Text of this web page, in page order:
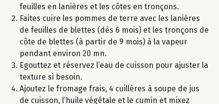
feuilles en lanières et les côtes en tronçons.
Faites cuire les pommes de terre avec les lanières
de feuilles de blettes (dès 6 mois) et les tronçons de
côte de blettes (à partir de 9 mois) à la vapeur
pendant environ 20 mn.
Egouttez et réservez l’eau de cuisson pour ajuster la
texture si besoin.
Ajoutez le fromage frais, 4 cuillères à soupe de jus
de cuisson, l’huile végétale et le cumin et mixez